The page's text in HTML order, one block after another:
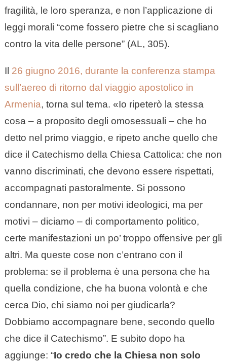
fragilità, le loro speranza, e non l’applicazione di
leggi morali “come fossero pietre che si scagliano
contro la vita delle persone” (AL, 305).
Il 26 giugno 2016, durante la conferenza stampa
sull’aereo di ritorno dal viaggio apostolico in
Armenia, torna sul tema. «Io ripeterò la stessa
cosa – a proposito degli omosessuali – che ho
detto nel primo viaggio, e ripeto anche quello che
dice il Catechismo della Chiesa Cattolica: che non
vanno discriminati, che devono essere rispettati,
accompagnati pastoralmente. Si possono
condannare, non per motivi ideologici, ma per
motivi – diciamo – di comportamento politico,
certe manifestazioni un po’ troppo offensive per gli
altri. Ma queste cose non c’entrano con il
problema: se il problema è una persona che ha
quella condizione, che ha buona volontà e che
cerca Dio, chi siamo noi per giudicarla?
Dobbiamo accompagnare bene, secondo quello
che dice il Catechismo”. E subito dopo ha
aggiunge: “Io credo che la Chiesa non solo